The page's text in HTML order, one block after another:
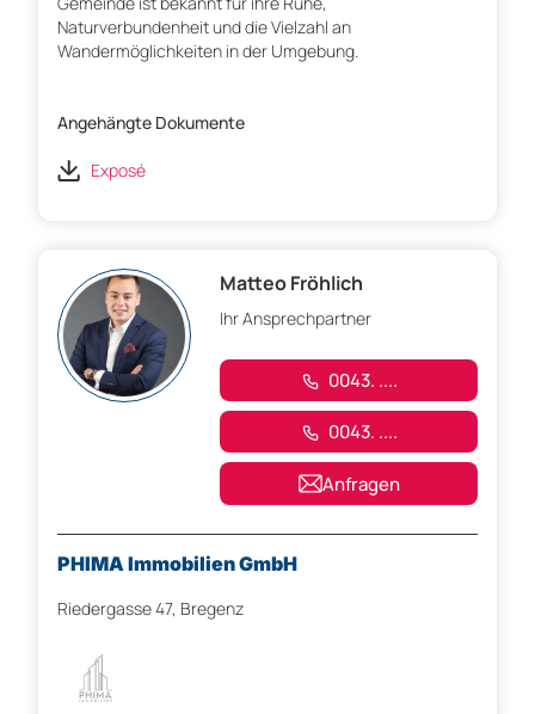
Naturverbundenheit und die Vielzahl an
Wandermöglichkeiten in der Umgebung.
Angehängte Dokumente
Exposé
Matteo Fröhlich
Ihr Ansprechpartner
0043. ....
0043. ....
Anfragen
PHIMA Immobilien GmbH
Riedergasse 47, Bregenz